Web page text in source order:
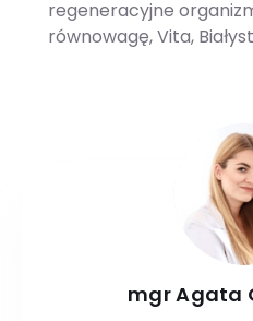
regeneracyjne
równowagę, Vita,
mgr Agata